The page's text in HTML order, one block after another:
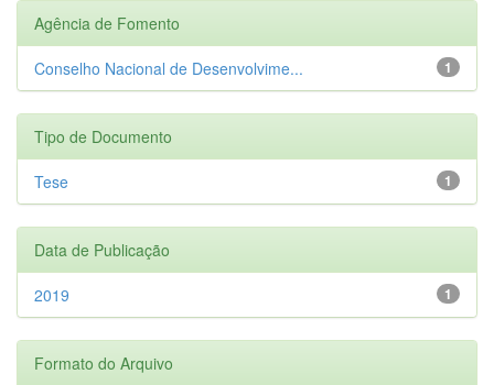
Agência de Fomento
1
Conselho Nacional de Desenvolvime...
Tipo de Documento
1
Tese
Data de Publicação
1
2019
Formato do Arquivo